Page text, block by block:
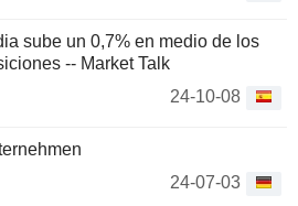
sube un 0,7% en medio de los
-- Market Talk
24-10-08
24-07-03